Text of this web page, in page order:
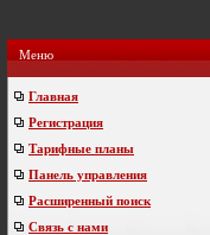
Меню
Главная
Регистрация
Тарифные планы
Панель управления
Расширенный поиск
Связь с нами